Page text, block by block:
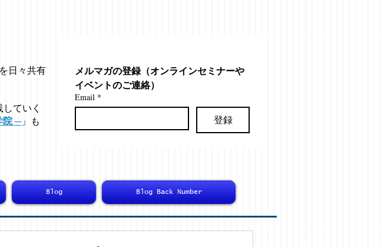
日々共有
ていく
院 ─」も
メルマガの登録（オンラインセミナーや
イベントのご連絡）
Email *
登録
Blog Blog Back Number